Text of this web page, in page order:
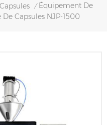
/ Équipement De
Capsules NJP-1500